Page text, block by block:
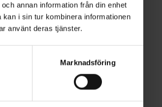
annan information från din enhet
i sin tur kombinera informationen
använt deras tjänster.
Marknadsföring